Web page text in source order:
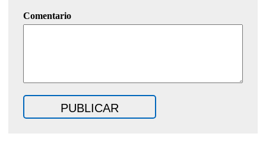
Comentario